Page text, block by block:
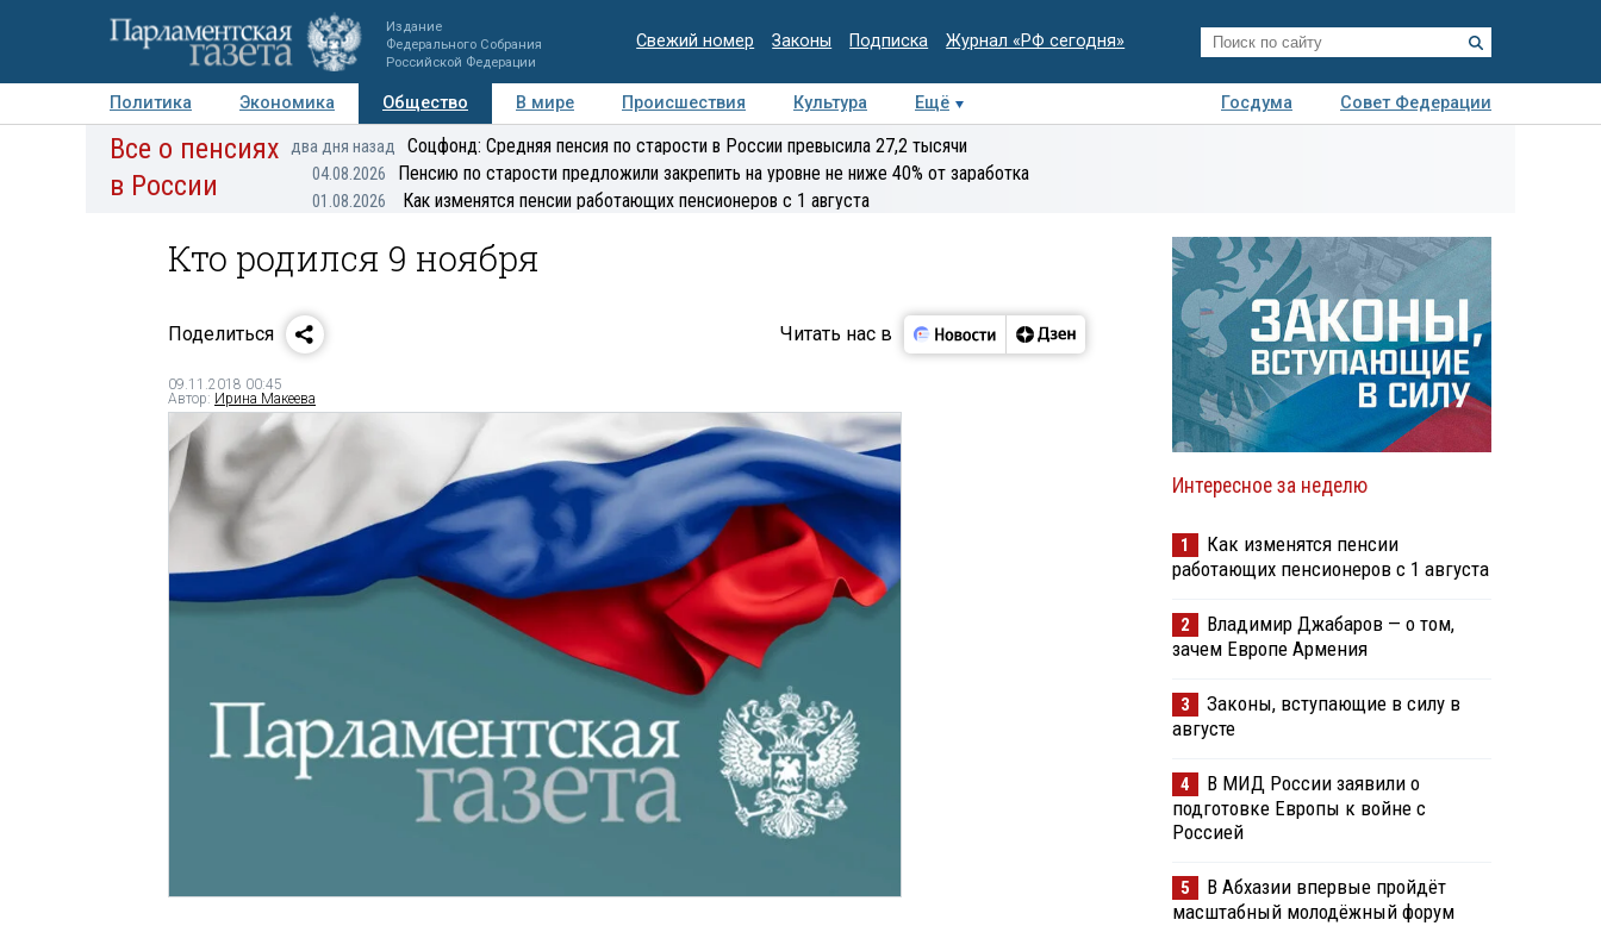
Издание
Федерального Собрания
Российской Федерации
Свежий номер Законы Подписка Журнал «РФ сегодня»
Политика Экономика Общество В мире Происшествия Культура Ещё Госдума
Совет Федерации
Авторы Персоны Мнения Регионы Медиацентр Интервью Колумнисты
Все о пенсиях
в России
два дня назад Соцфонд: Средняя пенсия по старости в России превысила 27,2 тысячи
04.08.2026 Пенсию по старости предложили закрепить на уровне не ниже 40% от заработка
01.08.2026 Как изменятся пенсии работающих пенсионеров с 1 августа
Кто родился 9 ноября
Поделиться Читать нас в
09.11.2018 00:45
Автор: Ирина Макеева
Интересное за неделю
1
Как изменятся пенсии
работающих пенсионеров с 1 августа
2
Владимир Джабаров — о том,
зачем Европе Армения
3
Законы, вступающие в силу в
августе
4
В МИД России заявили о
подготовке Европы к войне с
Россией
5
В Абхазии впервые пройдёт
масштабный молодёжный форум